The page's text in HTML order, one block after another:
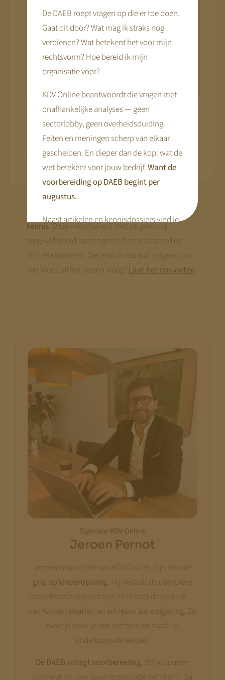
stap voor stap voorbereidt: waar je staat,
wat je moet regelen, en wanneer. Wil je als
eerste horen zodra dat er is?
Ik wil weten wat dit voor mij
betekent
Deel dit artikel via...
Zorgvuldig samengesteld — en open voor jouw
kennis. Deze informatie is met de grootste
zorgvuldigheid samengesteld en gebaseerd op
officiële bronnen. Zie je toch iets wat volgens jou
niet klopt, of heb je een vraag?Laat het ons weten
Eigenaar KDV Online
Jeroen Pernot
Jeroen is oprichter van KDV Online. Zijn missie:
grip op kinderopvang. Hij vertaalt de complexe
stelselherziening richting 2029 naar de praktijk —
van Kamerdebatten en adviezen tot wetgeving. Zo
weet jij waar je aan toe bent en maak je
onderbouwde keuzes.
De DAEB vraagt voorbereiding. Wil je sparren
over wat dit voor jouw organisatie betekent? Ga
De DAEB roept vragen op die er toe doen.
Gaat dit door? Wat mag ik straks nog
verdienen? Wat betekent het voor mijn
rechtsvorm? Hoe bereid ik mijn
organisatie voor?
KDV Online beantwoordt die vragen met
onafhankelijke analyses — geen
sectorlobby, geen overheidsduiding.
Feiten en meningen scherp van elkaar
gescheiden. En dieper dan de kop: wat de
wet betekent voor jouw bedrijf.Want de
voorbereiding op DAEB begint per
augustus.
Naast artikelen en kennisdossiers vind je
hier praktische tools en webinars die je
voorbereiding concreet maken.
Disclaimer: